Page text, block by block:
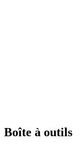
Boîte à outils